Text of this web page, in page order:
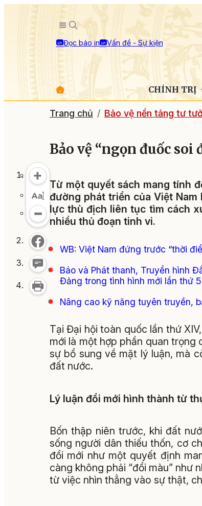
Đọc báo in Vấn đề - Sự kiện
CHÍNH TRỊ
Trang chủ Bảo vệ nền tảng tư
Bảo vệ “ngọn đuốc soi
Từ một quyết sách mang tính
đường phát triển của Việt
lực thù địch liên tục tìm cách
nhiều thủ đoạn tinh vi.
WB: Việt Nam đứng trước “thời
Báo và Phát thanh, Truyền hình
Đảng trong tình hình mới lần thứ 5
Nâng cao kỹ năng tuyên truyền,
Tại Đại hội toàn quốc lần thứ
mới là một hợp phần quan
sự bổ sung về mặt lý luận, mà
đất nước.
Lý luận đổi mới hình thành từ
Bốn thập niên trước, khi đất
sống người dân thiếu thốn, cơ
đổi mới như một quyết định
càng không phải “đổi màu” như
từ việc nhìn thẳng vào sự thật,